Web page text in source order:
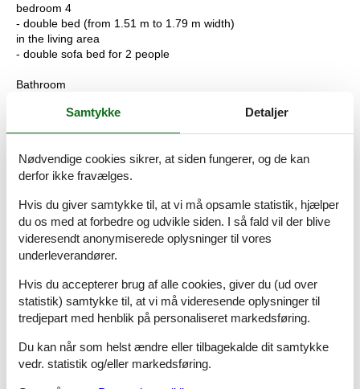
bedroom 4
- double bed (from 1.51 m to 1.79 m width)
in the living area
- double sofa bed for 2 people
Bathroom
- toilet
Cooking/Living
- fridge/freezer: freezing compartment, deep freezer, fridge
- oven
- electric kettle
Entertainment
Utility
- fan: 1
Outside area
- grill/barbecue: grill/barbecue
Samtykke Detaljer
Nødvendige cookies sikrer, at siden fungerer, og de kan
derfor ikke fravælges.
Hvis du giver samtykke til, at vi må opsamle statistik, hjælper
du os med at forbedre og udvikle siden. I så fald vil der blive
videresendt anonymiserede oplysninger til vores
underleverandører.
Hvis du accepterer brug af alle cookies, giver du (ud over
statistik) samtykke til, at vi må videresende oplysninger til
tredjepart med henblik på personaliseret markedsføring.
Du kan når som helst ændre eller tilbagekalde dit samtykke
vedr. statistik og/eller markedsføring.